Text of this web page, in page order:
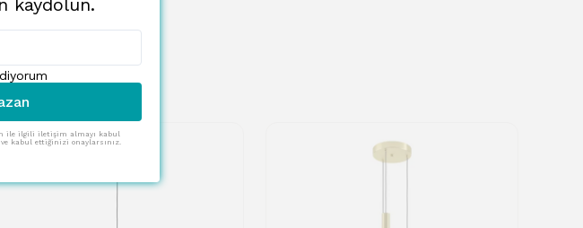
kaydolun.
ile ilgili iletişim almayı kabul
kabul ettiğinizi onaylarsınız.